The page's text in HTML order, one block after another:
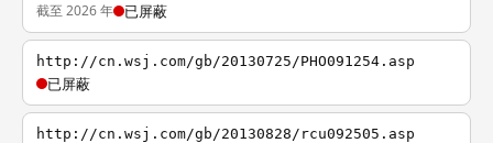
截至 2026 年 已屏蔽
http://cn.wsj.com/gb/20130725/PHO091254.asp
已屏蔽
http://cn.wsj.com/gb/20130828/rcu092505.asp